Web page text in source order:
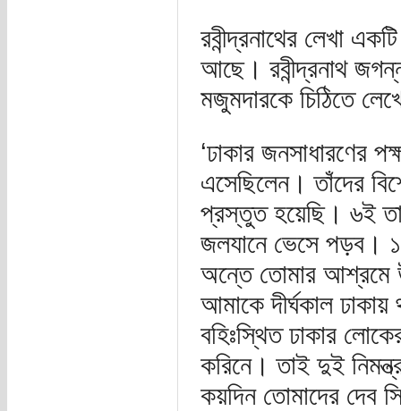
রবীন্দ্রনাথের লেখা
আছে। রবীন্দ্রনাথ
মজুমদারকে চিঠিতে
‘ঢাকার জনসাধারণের
এসেছিলেন। তাঁদের
প্রস্তুত হয়েছি। ৬ই
জলযানে ভেসে পড়ব।
অন্তে তোমার আশ্রমে
আমাকে দীর্ঘকাল
বহিঃস্থিত ঢাকার
করিনে। তাই দুই
কয়দিন তোমাদের দেব